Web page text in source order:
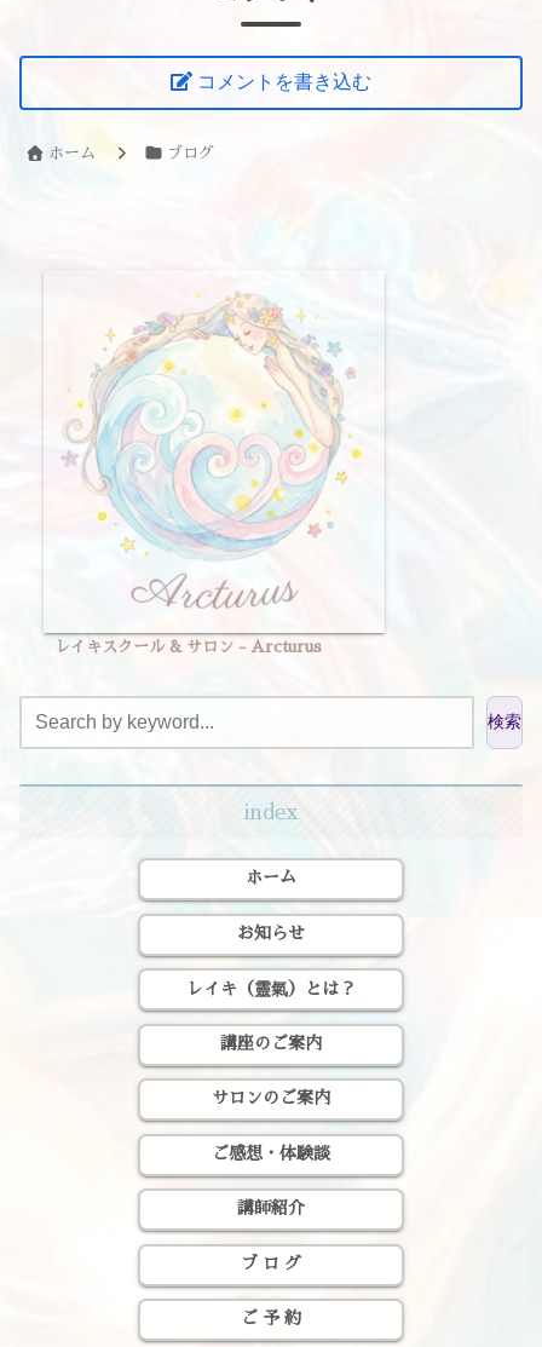
コメントを書き込む
ホーム ブログ
レイキスクール & サロン - Arcturus
検索
index
ホーム
お知らせ
レイキ（靈氣）とは？
講座のご案内
サロンのご案内
ご感想・体験談
講師紹介
ブ ロ グ
ご 予 約